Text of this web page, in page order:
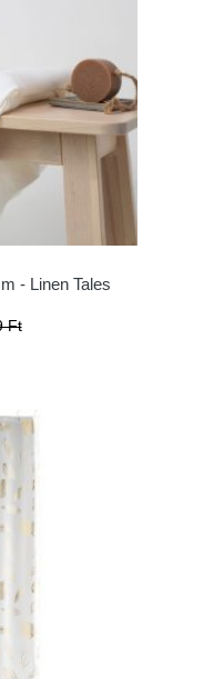
- Linen Tales
Ft